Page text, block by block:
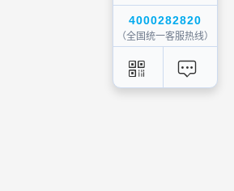
4000282820
（全国统一客服热线）